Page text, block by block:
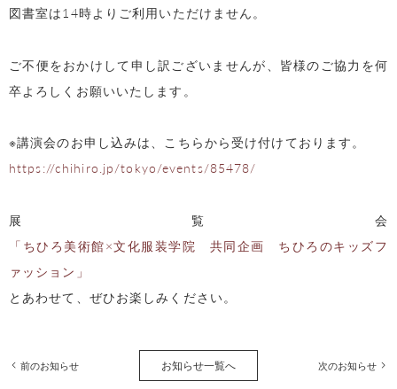
図書室は14時よりご利用いただけません。
ご不便をおかけして申し訳ございませんが、皆様のご協力を何
卒よろしくお願いいたします。
※講演会のお申し込みは、こちらから受け付けております。
https://chihiro.jp/tokyo/events/85478/
展覧会
「ちひろ美術館×文化服装学院 共同企画 ちひろのキッズフ
ァッション」
とあわせて、ぜひお楽しみください。
前のお知らせ お知らせ一覧へ 次のお知らせ